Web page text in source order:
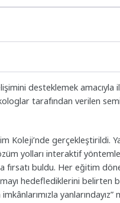
desteklemek
tarafından verilen
Koleji’nde gerçekleştirildi.
yolları interaktif
fırsatı buldu. Her eğitim
hedeflediklerini belirten
yanlarındayız”